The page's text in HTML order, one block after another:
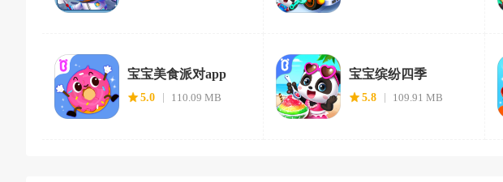
宝宝美食派对app
5.0 110.09 MB
宝宝缤纷四季
5.8 109.91 MB